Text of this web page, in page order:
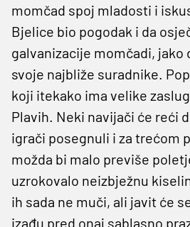
momčad spoj mladosti i
Bjelice bio pogodak i da
galvanizacije momčadi, jako
svoje najbliže suradnike.
koji itekako ima velike
Plavih. Neki navijači će reći
igrači posegnuli i za trećom
možda bi malo previše
uzrokovalo neizbježnu
ih sada ne muči, ali javit će
izađu pred onaj sablasno